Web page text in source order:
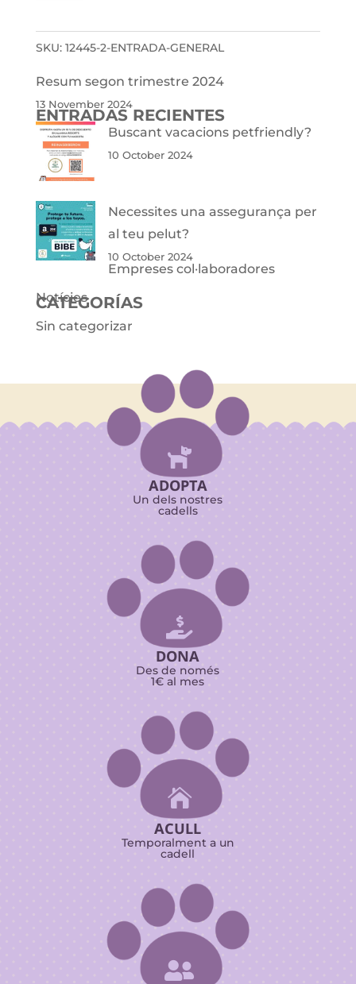
SKU: 12445-2-ENTRADA-GENERAL
ENTRADAS RECIENTES
Resum segon trimestre 2024
13 November 2024
Buscant vacacions petfriendly?
10 October 2024
Necessites una assegurança per
al teu pelut?
10 October 2024
CATEGORÍAS
Empreses col·laboradores
Notícies
Sin categorizar

ADOPTA
Un dels nostres
cadells

DONA
Des de només
1€ al mes

ACULL
Temporalment a un
cadell
